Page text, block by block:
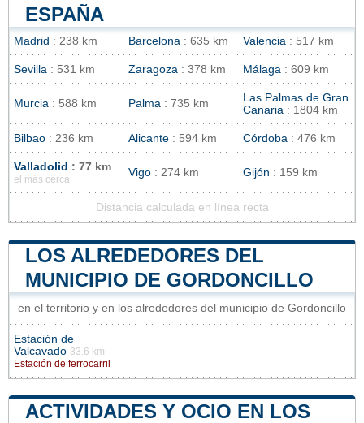
ESPAÑA
Madrid : 238 km Barcelona : 635 km Valencia : 517 km
Sevilla : 531 km Zaragoza : 378 km Málaga : 609 km
Murcia : 588 km Palma : 735 km
Las Palmas de Gran
Canaria : 1804 km
Bilbao : 236 km Alicante : 594 km Córdoba : 476 km
Valladolid : 77 km
el más cerca
Vigo : 274 km Gijón : 159 km
Distancia calculada en línea recta
LOS ALREDEDORES DEL
MUNICIPIO DE GORDONCILLO
en el territorio y en los alrededores del municipio de Gordoncillo
Estación de
Valcavado 33.6 km
Estación de ferrocarril
ACTIVIDADES Y OCIO EN LOS